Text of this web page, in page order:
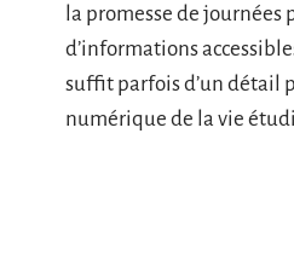
la promesse de journées
d’informations
suffit parfois d’un détail
numérique de la vie